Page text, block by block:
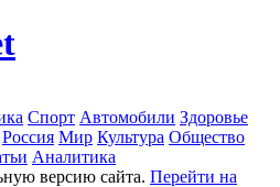
Спорт Автомобили Здоровье
Россия Мир Культура Общество
Аналитика
версию сайта. Перейти на